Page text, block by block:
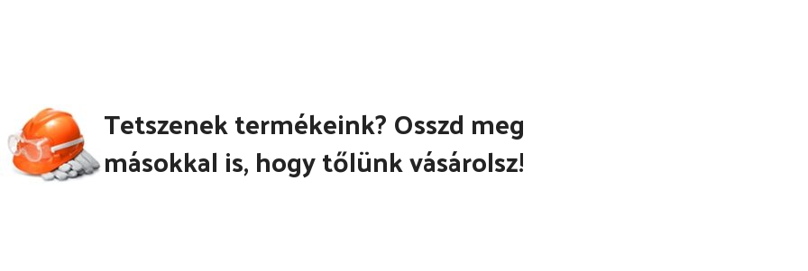
Tetszenek termékeink? Osszd meg
másokkal is, hogy tőlünk vásárolsz!